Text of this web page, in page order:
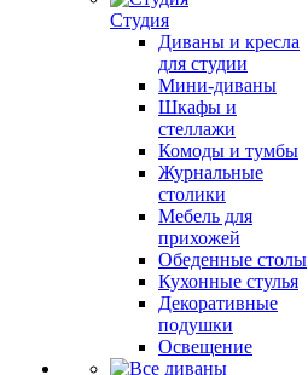
Студия
Диваны и кресла
для студии
Мини-диваны
Шкафы и
стеллажи
Комоды и тумбы
Журнальные
столики
Мебель для
прихожей
Обеденные столы
Кухонные стулья
Декоративные
подушки
Освещение